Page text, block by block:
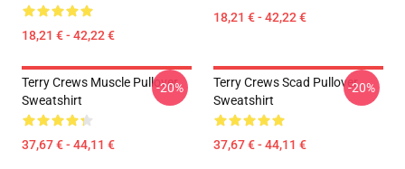
18,21 € - 42,22 €
18,21 € - 42,22 €
Terry Crews Muscle Pullover
Sweatshirt
37,67 € - 44,11 €
-20%
Terry Crews Scad Pullover
Sweatshirt
37,67 € - 44,11 €
-20%